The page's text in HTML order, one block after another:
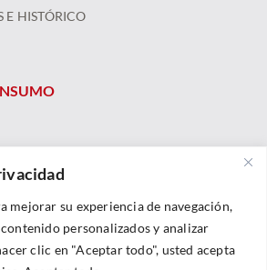
mejorar su experiencia de navegación,
personalizados y analizar
clic en "Aceptar todo", usted acepta
E HISTÓRICO